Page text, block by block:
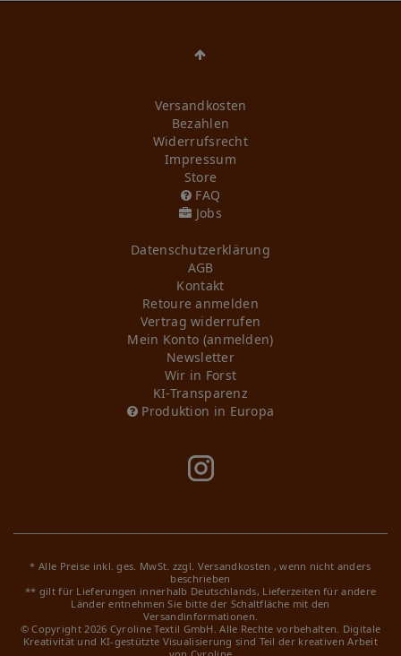
Versandkosten
Bezahlen
Widerrufs­recht
Impressum
Store
FAQ
Jobs
Daten­schutz­erklärung
AGB
Kontakt
Retoure anmelden
Vertrag widerrufen
Mein Konto (anmelden)
Newsletter
Wir in Forst
KI-Transparenz
Produktion in Europa
* Alle Preise inkl. ges. MwSt. zzgl. Versandkosten , wenn nicht anders
beschrieben
** gilt für Lieferungen innerhalb Deutschlands, Lieferzeiten für andere
Länder entnehmen Sie bitte der Schaltfläche mit den
Versandinformationen.
© Copyright 2026 Cyroline Textil GmbH. Alle Rechte vorbehalten. Digitale
Kreativität und KI-gestützte Visualisierung sind Teil der kreativen Arbeit